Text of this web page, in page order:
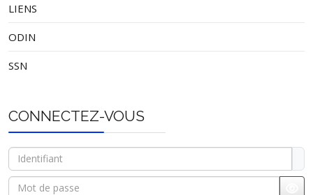
LIENS
ODIN
SSN
CONNECTEZ-VOUS
Identifiant
Mot de passe